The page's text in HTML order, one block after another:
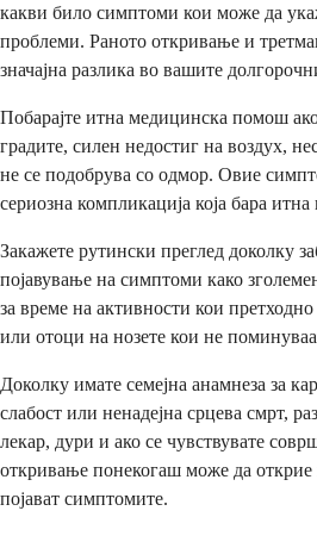
какви било симптоми кои може да
проблеми. Раното откривање и
значајна разлика во вашите
Побарајте итна медицинска помош
градите, силен недостиг на воздух,
не се подобрува со одмор. Овие
сериозна компликација која бара итна
Закажете рутински преглед доколку
појавување на симптоми како
за време на активности кои
или отоци на нозете кои не
Доколку имате семејна анамнеза за
слабост или ненадејна срцева смрт,
лекар, дури и ако се чувствувате
откривање понекогаш може да открие
појават симптомите.